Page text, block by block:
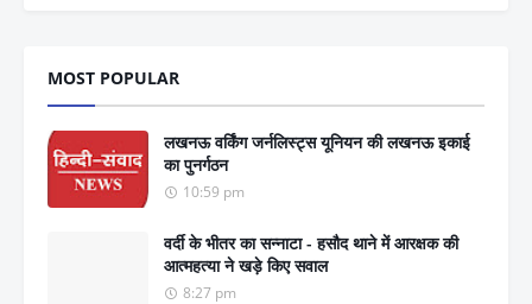
MOST POPULAR
लखनऊ वर्किंग जर्नलिस्ट्स यूनियन की लखनऊ इकाई
का पुनर्गठन
10:59 pm
वर्दी के भीतर का सन्नाटा - हसौद थाने में आरक्षक की
आत्महत्या ने खड़े किए सवाल
8:27 pm